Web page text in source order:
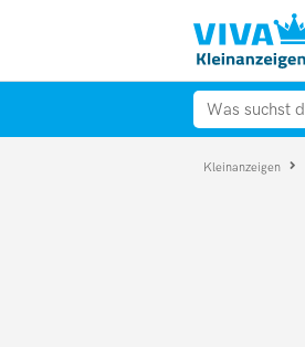
Kleinanzeigen